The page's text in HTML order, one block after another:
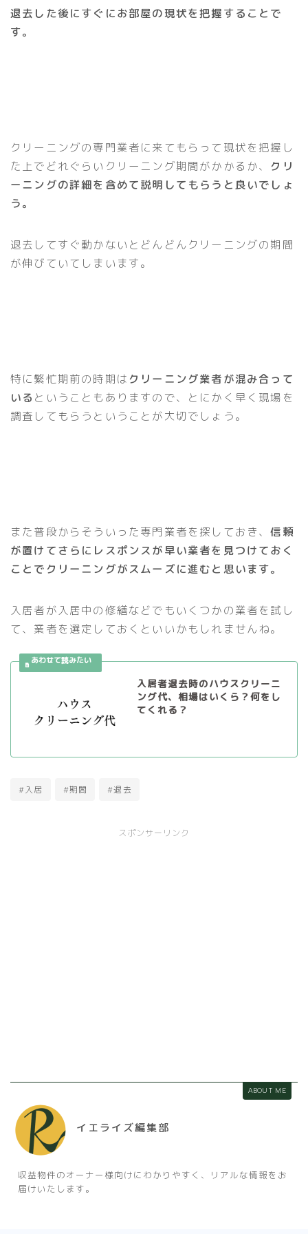
退去した後にすぐにお部屋の現状を把握することで
す。
クリーニングの専門業者に来てもらって現状を把握し
た上でどれぐらいクリーニング期間がかかるか、 クリ
ーニングの詳細を含めて説明してもらうと良いでしょ
う。
退去してすぐ動かないとどんどんクリーニングの期間
が伸びていてしまいます。
特に繁忙期前の時期はクリーニング業者が混み合って
いる ということもありますので、とにかく早く現場を
調査してもらうということが大切でしょう。
また普段からそういった専門業者を探しておき、信頼
が置けてさらにレスポンスが早い業者を見つけておく
ことでクリーニングがスムーズに進むと思います。
入居者が入居中の修繕などでもいくつかの業者を試し
て、業者を選定しておくといいかもしれませんね。
入居者退去時のハウスクリーニ
ング代、相場はいくら？何をし
てくれる？
#入居 #期間 #退去
スポンサーリンク
ABOUT ME
イエライズ編集部
収益物件のオーナー様向けにわかりやすく、リアルな情報をお
届けいたします。